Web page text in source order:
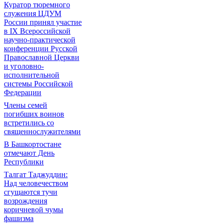
Куратор тюремного
служения ЦДУМ
России принял участие
в IX Всероссийской
научно-практической
конференции Русской
Православной Церкви
и уголовно-
исполнительной
системы Российской
Федерации
Члены семей
погибших воинов
встретились со
священнослужителями
В Башкортостане
отмечают День
Республики
Талгат Таджуддин:
Над человечеством
сгущаются тучи
возрождения
коричневой чумы
фашизма